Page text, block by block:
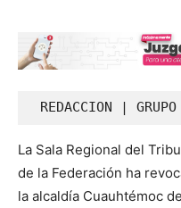
REDACCION | GRUPO
La Sala Regional del
de la Federación ha
la alcaldía Cuauhtémoc